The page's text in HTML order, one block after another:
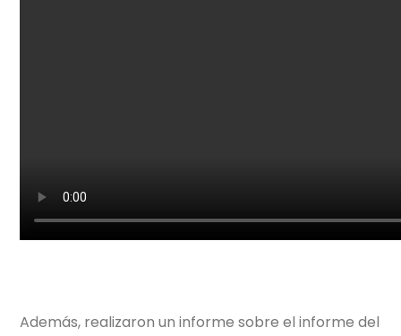
Además, realizaron un informe sobre el informe del